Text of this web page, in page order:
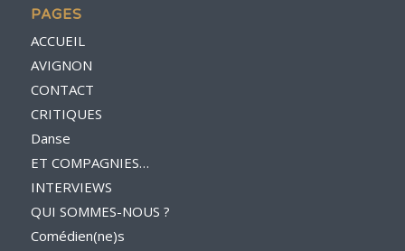
PAGES
ACCUEIL
AVIGNON
CONTACT
CRITIQUES
Danse
ET COMPAGNIES…
INTERVIEWS
QUI SOMMES-NOUS ?
Comédien(ne)s